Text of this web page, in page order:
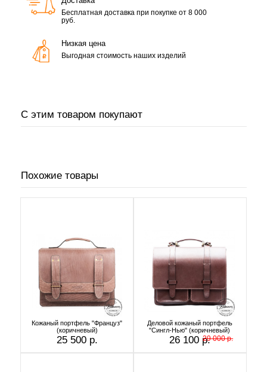
Бесплатная доставка при покупке от 8 000
руб.
Низкая цена
Выгодная стоимость наших изделий
С этим товаром покупают
Похожие товары
Кожаный портфель "Француз"
(коричневый)
25 500 р.
Деловой кожаный портфель
"Сингл-Нью" (коричневый)
26 100 р.29 000 р.